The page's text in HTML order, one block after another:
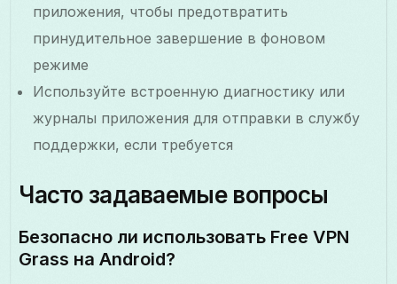
приложения, чтобы предотвратить
принудительное завершение в фоновом
режиме
Используйте встроенную диагностику или
журналы приложения для отправки в службу
поддержки, если требуется
Часто задаваемые вопросы
Безопасно ли использовать Free VPN
Grass на Android?